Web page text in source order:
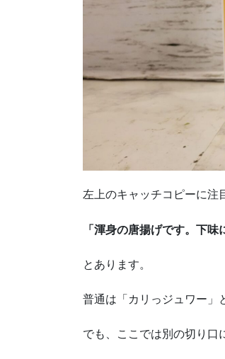
左上のキャッチコピーに注
「渾身の唐揚げです。 下味
とあります。
普通は「カリっジュワー」
でも、ここでは別の切り口